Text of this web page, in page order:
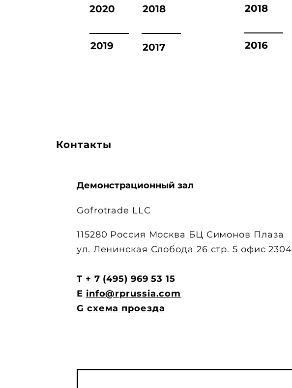
2020
2019
2018
2017
2018
2016
Контакты
Демонстрационный зал
Gofrotrade LLC
115280 Россия Москва БЦ Симонов Плаза
ул. Ленинская Слобода 26 стр. 5 офис 2304
T + 7 (495) 969 53 15
E info@rprussia.com
G схема проезда